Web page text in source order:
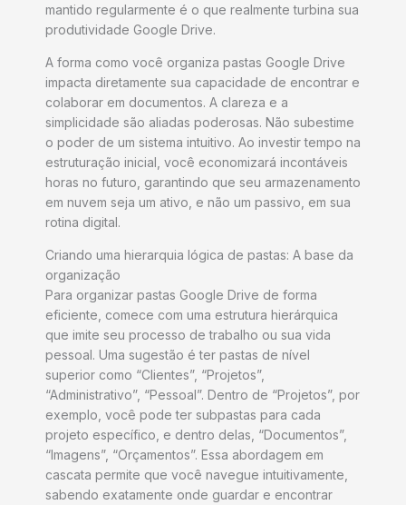
mantido regularmente é o que realmente turbina sua
produtividade Google Drive.
A forma como você organiza pastas Google Drive
impacta diretamente sua capacidade de encontrar e
colaborar em documentos. A clareza e a
simplicidade são aliadas poderosas. Não subestime
o poder de um sistema intuitivo. Ao investir tempo na
estruturação inicial, você economizará incontáveis
horas no futuro, garantindo que seu armazenamento
em nuvem seja um ativo, e não um passivo, em sua
rotina digital.
Criando uma hierarquia lógica de pastas: A base da
organização
Para organizar pastas Google Drive de forma
eficiente, comece com uma estrutura hierárquica
que imite seu processo de trabalho ou sua vida
pessoal. Uma sugestão é ter pastas de nível
superior como “Clientes”, “Projetos”,
“Administrativo”, “Pessoal”. Dentro de “Projetos”, por
exemplo, você pode ter subpastas para cada
projeto específico, e dentro delas, “Documentos”,
“Imagens”, “Orçamentos”. Essa abordagem em
cascata permite que você navegue intuitivamente,
sabendo exatamente onde guardar e encontrar